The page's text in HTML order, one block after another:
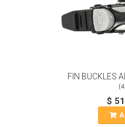
FIN BUCKLES
(
$